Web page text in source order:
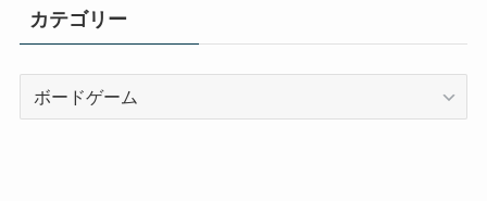
カテゴリー